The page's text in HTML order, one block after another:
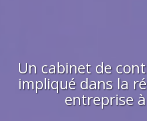
Un cabinet de
impliqué dans la
entreprise à